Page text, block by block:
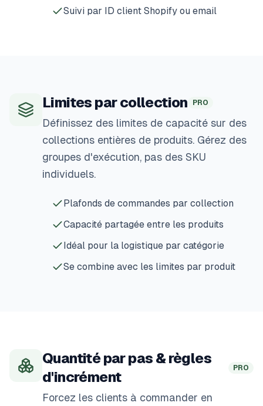
Suivi par ID client Shopify ou email
Limites par collection PRO
Définissez des limites de capacité sur des
collections entières de produits. Gérez des
groupes d'exécution, pas des SKU
individuels.
Plafonds de commandes par collection
Capacité partagée entre les produits
Idéal pour la logistique par catégorie
Se combine avec les limites par produit
Quantité par pas & règles
d'incrément
PRO
Forcez les clients à commander en